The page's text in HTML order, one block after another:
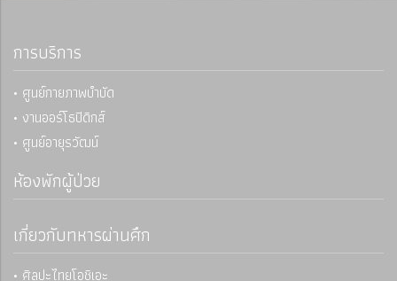
การบริการ
• ศูนย์กายภาพบำบัด
• งานออร์โธปิดิกส์
• ศูนย์อายุรวัฒน์
ห้องพักผู้ป่วย
เกี่ยวกับทหารผ่านศึก
• ศิลปะไทยโอชิเอะ